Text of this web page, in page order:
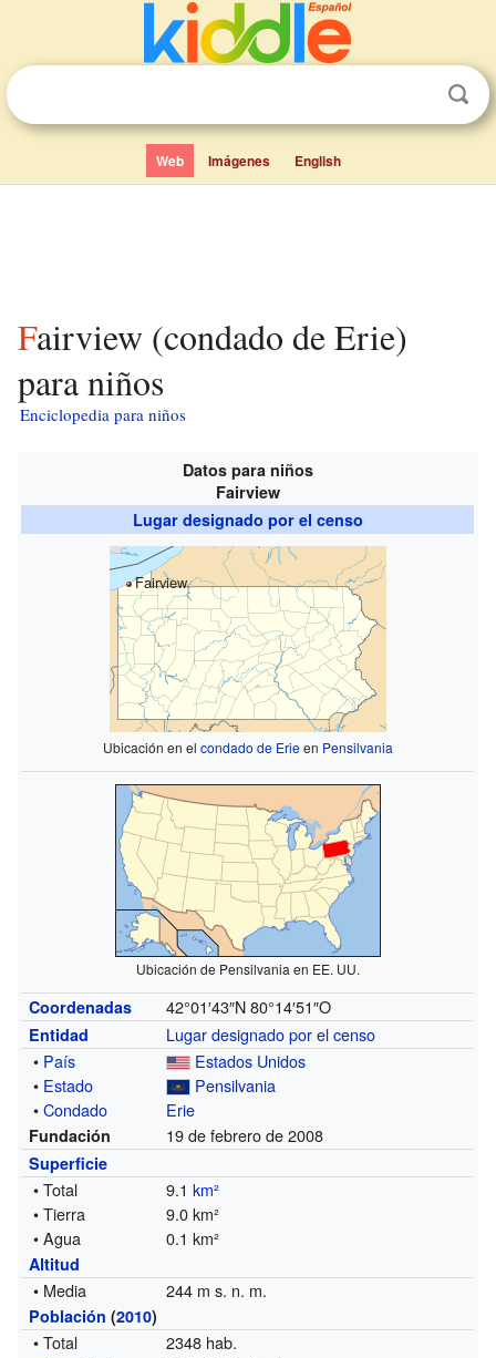
Web Imágenes English
Fairview (condado de Erie)
para niños
Enciclopedia para niños
Datos para niños
Fairview
Lugar designado por el censo
Fairview
Ubicación en el condado de Erieen Pensilvania
Ubicación de Pensilvania en EE. UU.
Coordenadas 42°01′43″N 80°14′51″O
Entidad
Lugar designado por el censo
• País
Estados Unidos
• Estado
Pensilvania
•Condado Erie
Fundación 19 de febrero de 2008
Superficie
• Total 9.1km²
• Tierra
9.0 km²
• Agua
0.1 km²
Altitud
• Media 244 m s. n. m.
Población (2010)
• Total
2348 hab.